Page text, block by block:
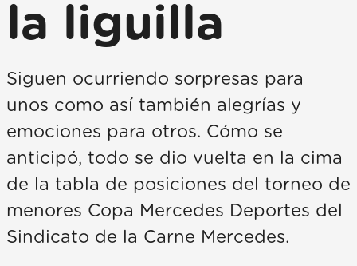
la liguilla
Siguen ocurriendo sorpresas para
unos como así también alegrías y
emociones para otros. Cómo se
anticipó, todo se dio vuelta en la cima
de la tabla de posiciones del torneo de
menores Copa Mercedes Deportes del
Sindicato de la Carne Mercedes.